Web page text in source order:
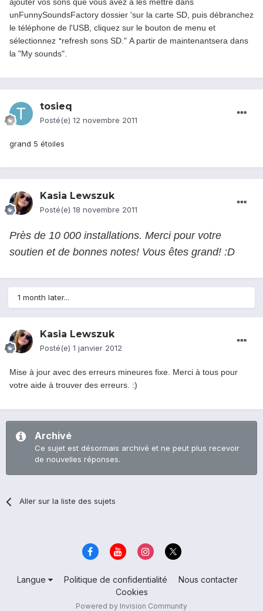
ajouter vos sons que vous avez à les mettre dans
unFunnySoundsFactory dossier 'sur la carte SD, puis débranchez
le téléphone de l'USB, cliquez sur le bouton de menu et
sélectionnez "refresh sons SD." A partir de maintenantsera dans
la "My sounds".
tosieq
Posté(e) 12 novembre 2011
grand 5 étoiles
Kasia Lewszuk
Posté(e) 18 novembre 2011
Près de 10 000 installations. Merci pour votre
soutien et de bonnes notes! Vous êtes grand! :D
1 month later...
Kasia Lewszuk
Posté(e) 1 janvier 2012
Mise à jour avec des erreurs mineures fixe. Merci à tous pour
votre aide à trouver des erreurs. :)
Archivé
Ce sujet est désormais archivé et ne peut plus recevoir
de nouvelles réponses.
Aller sur la liste des sujets
Langue Politique de confidentialité
Nous contacter
Cookies
Powered by Invision Community